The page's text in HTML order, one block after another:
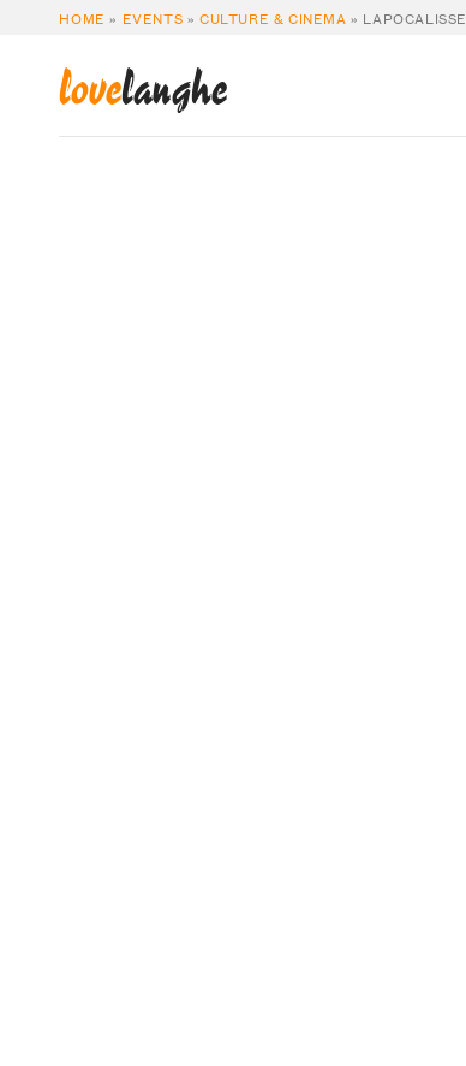
HOME » EVENTS »CULTURE & CINEMA » LAPOCALISSE
lovelanghe